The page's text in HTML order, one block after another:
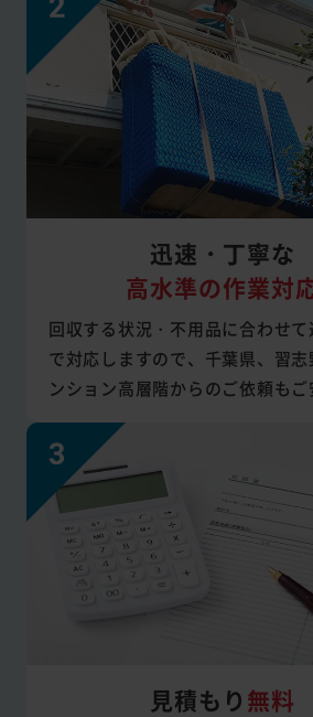
迅速・丁寧な
高水準の作業対
回収する状況・不用品に合わせ
で対応しますので、千葉県、習
ンション高層階からのご依頼もご
見積もり 無料